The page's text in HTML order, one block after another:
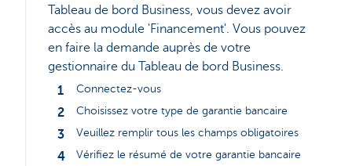
Tableau de bord Business, vous devez avoir
accès au module 'Financement'. Vous pouvez
en faire la demande auprès de votre
gestionnaire du Tableau de bord Business.
Connectez-vous
Choisissez votre type de garantie bancaire
Veuillez remplir tous les champs obligatoires
Vérifiez le résumé de votre garantie bancaire